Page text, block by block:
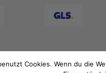
Cookies. Wenn du die